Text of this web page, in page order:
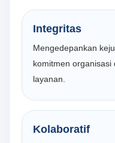
Integritas
Mengedepankan
komitmen organisasi
layanan.
Kolaboratif